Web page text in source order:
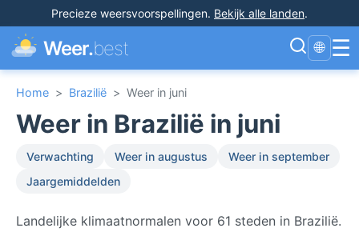
Precieze weersvoorspellingen. Bekijk alle landen.
Weer.best 🌐 ☰
Home > Brazilië > Weer in juni
Weer in Brazilië in juni
Verwachting Weer in augustus
Weer in september
Jaargemiddelden
Landelijke klimaatnormalen voor 61 steden in Brazilië.